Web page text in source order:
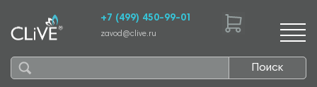
Поиск
+7 (499) 450-99-01
zavod@clive.ru